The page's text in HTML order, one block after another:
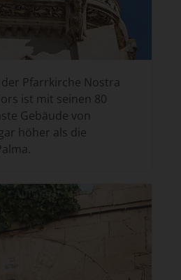
Pfarrkirche Nostra
ist mit seinen 80
Gebäude von
höher als die